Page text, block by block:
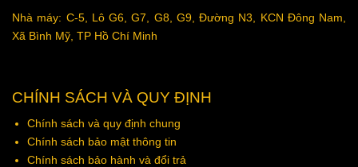
Nhà máy: C-5, Lô G6, G7, G8, G9, Đường N3, KCN Đông Nam,
Xã Bình Mỹ, TP Hồ Chí Minh
CHÍNH SÁCH VÀ QUY ĐỊNH
Chính sách và quy định chung
Chính sách bảo mật thông tin
Chính sách bảo hành và đổi trả